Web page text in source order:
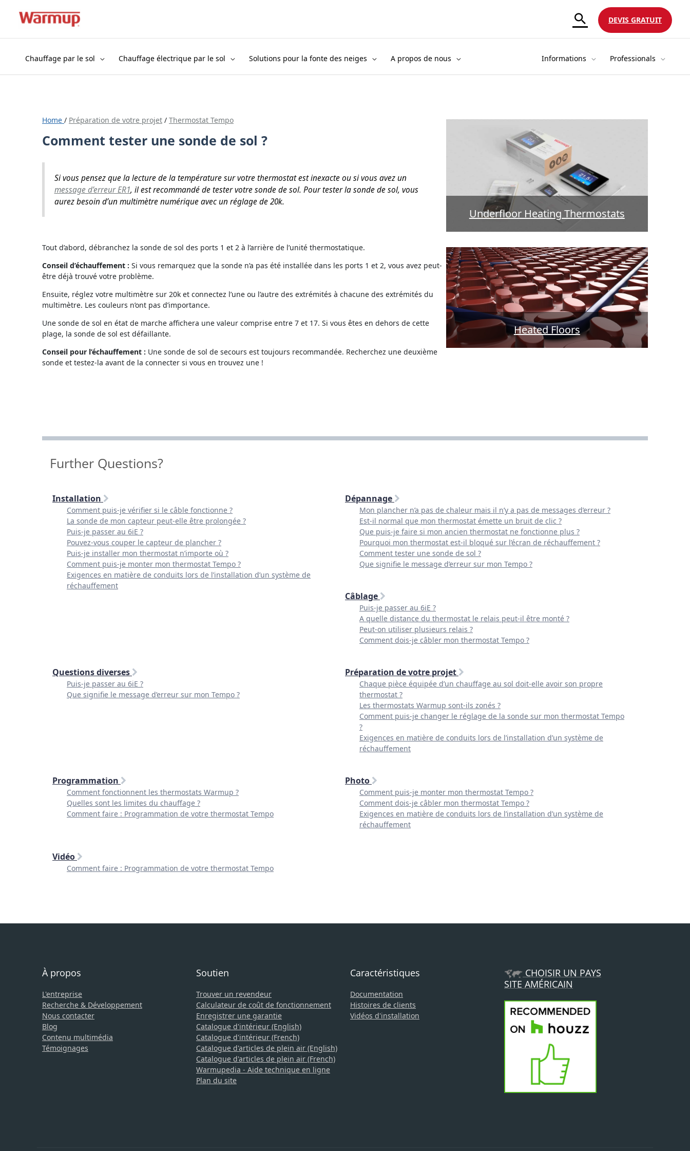
contenu
DEVIS GRATUIT
Chauffage par le sol Chauffage électrique par le sol Solutions pour la fonte des neiges A propos de nous Informations Professionals
Home/ Préparation de votre projet /Thermostat Tempo
Comment tester une sonde de sol ?
Si vous pensez que la lecture de la température sur votre thermostat est inexacte ou si vous avez un
message d’erreur ER1, il est recommandé de tester votre sonde de sol. Pour tester la sonde de sol, vous
aurez besoin d’un multimètre numérique avec un réglage de 20k.
Tout d’abord, débranchez la sonde de sol des ports 1 et 2 à l’arrière de l’unité thermostatique.
Conseil d’échauffement :Si vous remarquez que la sonde n’a pas été installée dans les ports 1 et 2, vous avez peut-
être déjà trouvé votre problème.
Ensuite, réglez votre multimètre sur 20k et connectez l’une ou l’autre des extrémités à chacune des extrémités du
multimètre. Les couleurs n’ont pas d’importance.
Une sonde de sol en état de marche affichera une valeur comprise entre 7 et 17. Si vous êtes en dehors de cette
plage, la sonde de sol est défaillante.
Conseil pour l’échauffement : Une sonde de sol de secours est toujours recommandée. Recherchez une deuxième
sonde et testez-la avant de la connecter si vous en trouvez une !
Underfloor Heating Thermostats
Heated Floors
Further Questions?
Installation
Comment puis-je vérifier si le câble fonctionne ?
La sonde de mon capteur peut-elle être prolongée ?
Puis-je passer au 6iE ?
Pouvez-vous couper le capteur de plancher ?
Puis-je installer mon thermostat n’importe où ?
Comment puis-je monter mon thermostat Tempo ?
Exigences en matière de conduits lors de l’installation d’un système de
réchauffement
Dépannage
Mon plancher n’a pas de chaleur mais il n’y a pas de messages d’erreur ?
Est-il normal que mon thermostat émette un bruit de clic ?
Que puis-je faire si mon ancien thermostat ne fonctionne plus ?
Pourquoi mon thermostat est-il bloqué sur l’écran de réchauffement ?
Comment tester une sonde de sol ?
Que signifie le message d’erreur sur mon Tempo ?
Câblage
Puis-je passer au 6iE ?
A quelle distance du thermostat le relais peut-il être monté ?
Peut-on utiliser plusieurs relais ?
Comment dois-je câbler mon thermostat Tempo ?
Questions diverses
Puis-je passer au 6iE ?
Que signifie le message d’erreur sur mon Tempo ?
Préparation de votre projet
Chaque pièce équipée d’un chauffage au sol doit-elle avoir son propre
thermostat ?
Les thermostats Warmup sont-ils zonés ?
Comment puis-je changer le réglage de la sonde sur mon thermostat Tempo
?
Exigences en matière de conduits lors de l’installation d’un système de
réchauffement
Programmation
Comment fonctionnent les thermostats Warmup ?
Quelles sont les limites du chauffage ?
Comment faire : Programmation de votre thermostat Tempo
Photo
Comment puis-je monter mon thermostat Tempo ?
Comment dois-je câbler mon thermostat Tempo ?
Exigences en matière de conduits lors de l’installation d’un système de
réchauffement
Vidéo
Comment faire : Programmation de votre thermostat Tempo
À propos
L'entreprise
Recherche & Développement
Nous contacter
Blog
Contenu multimédia
Témoignages
Soutien
Trouver un revendeur
Calculateur de coût de fonctionnement
Enregistrer une garantie
Catalogue d'intérieur (English)
Catalogue d'intérieur (French)
Catalogue d'articles de plein air (English)
Catalogue d'articles de plein air (French)
Warmupedia - Aide technique en ligne
Plan du site
Caractéristiques
Documentation
Histoires de clients
Vidéos d'installation
CHOISIR UN PAYS
SITE AMÉRICAIN